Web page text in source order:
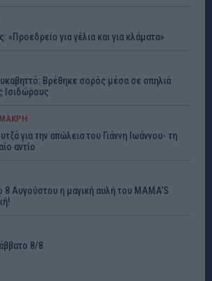
για γέλια και για κλάματα»
Βρέθηκε σορός μέσα σε σπηλιά
Ισιδώρους
για την απώλεια του Γιάννη Ιωάννου- τη
αντίο
8 Αυγούστου η μαγική αυλή του MAMA’S
8/8